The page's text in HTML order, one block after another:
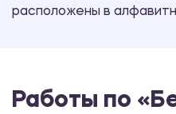
расположены в
Работы по